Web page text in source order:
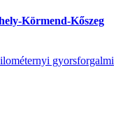
Körmend-Kőszeg
gyorsforgalmi